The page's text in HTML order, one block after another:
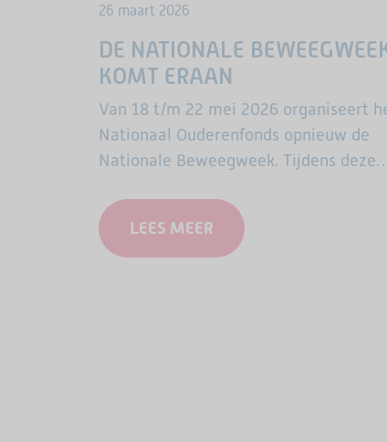
26 maart 2026
DE NATIONALE
KOMT ERAAN
Van 18 t/m 22 mei 2026 organiseert
Nationaal Ouderenfonds opnieuw de
Nationale Beweegweek. Tijdens deze
buurthuizen, welzijnsorganisaties en
andere lokale partijen hun deuren voor
ouderen. Overal in…
LEES MEER